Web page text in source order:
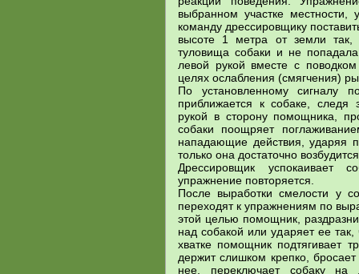
выбранном участке местности,
команду дрессировщику
высоте 1 метра от земли так,
туловища собаки и не
левой рукой вместе с
целях ослабления (смягчения)
По установленному сигналу
приближается к собаке, следя
рукой в сторону помощника,
собаки поощряет
нападающие действия, ударяя
только она достаточно
Дрессировщик успокаивает
упражнение повторяется.
После выработки смелости у
переходят к упражнениям по
этой целью помощник,
над собакой или ударяет ее
хватке помощник подтягивает
держит слишком крепко, бросает
нее, переключает собаку на